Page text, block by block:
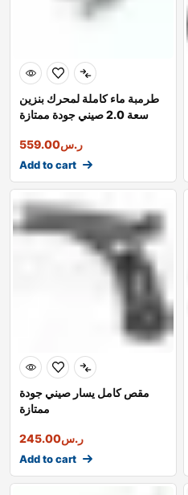
طرمبة ماء كاملة لمحرك بنزين
سعة 2.0 صيني جودة ممتازة
ر.س559.00
Add to cart
مقص كامل يسار صيني جودة
ممتازة
ر.س245.00
Add to cart